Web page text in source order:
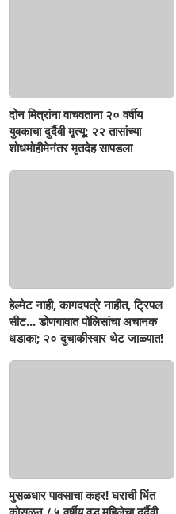
दोन मित्रांना वाचवताना २० वर्षीय
युवकाचा दुर्दैवी मृत्यू; २२ तासांच्या
शोधमोहीमेनंतर मृतदेह सापडला
हेल्मेट नाही, कागदपत्रे नाहीत, ट्रिपल
सीट... डोणगावात पोलिसांचा अचानक
धडाका; २० दुचाकीस्वार थेट जाळ्यात!
मुसळधार पावसाचा कहर! घराची भिंत